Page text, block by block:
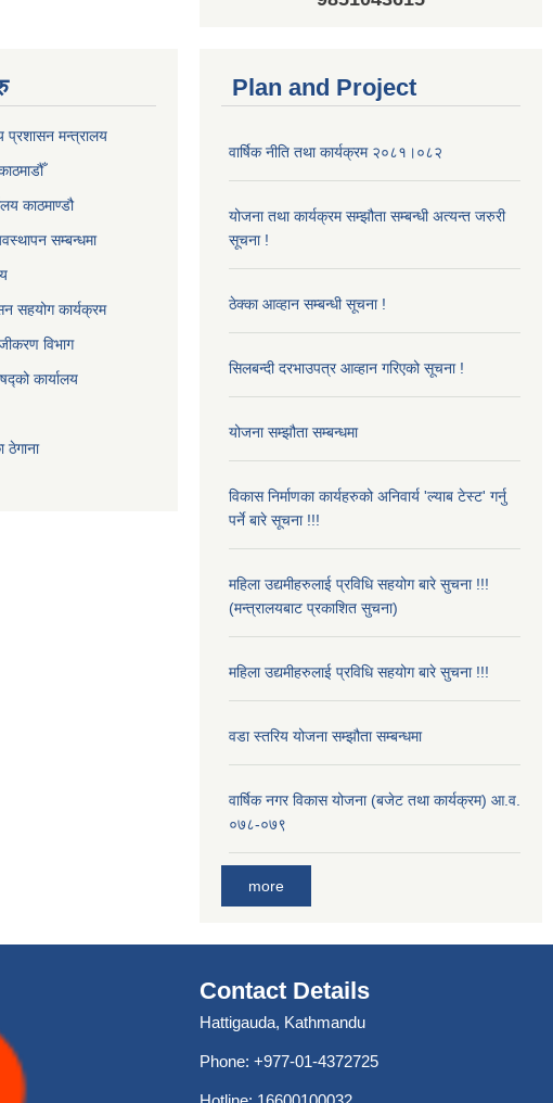
प्रशासन मन्त्रालय
काठमाण्ड‌ौ
सम्बन्धमा
सहयोग कार्यक्रम
विभाग
कार्यालय
ठेगाना
Plan and Project
वार्षिक नीति तथा कार्यक्रम २०८१।०८२
योजना तथा कार्यक्रम सम्झौता सम्बन्धी अत्यन्त जरुरी
सूचना !
ठेक्का आव्हान सम्बन्धी सूचना !
सिलबन्दी दरभाउपत्र आव्हान गरिएको सूचना !
योजना सम्झौता सम्बन्धमा
विकास निर्माणका कार्यहरुको अनिवार्य 'ल्याब टेस्ट' गर्नु
पर्ने बारे सूचना !!!
महिला उद्यमीहरुलाई प्रविधि सहयोग बारे सुचना !!!
(मन्त्रालयबाट प्रकाशित सुचना)
महिला उद्यमीहरुलाई प्रविधि सहयोग बारे सुचना !!!
वडा स्तरिय योजना सम्झौता सम्बन्धमा
वार्षिक नगर विकास योजना (बजेट तथा कार्यक्रम) आ.व.
०७८-०७९
more
Contact Details
Hattigauda, Kathmandu
Phone: +977-01-4372725